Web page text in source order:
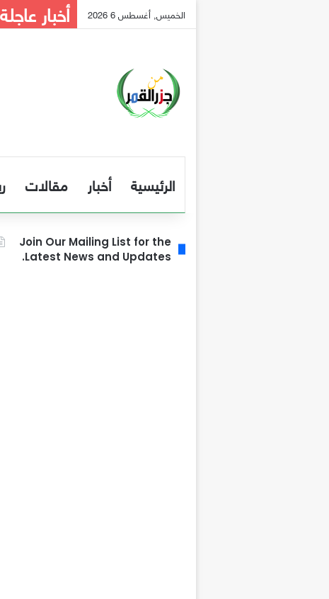
الخميس, أغسطس 6 2026 أخبار عاجلة
الرئيسية أخبار مقالات
Join Our Mailing List for the
Latest News and Updates.